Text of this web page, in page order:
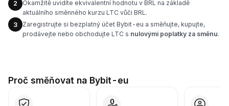
2
Okamžitě uvidíte ekvivalentní hodnotu v BRL na základě
aktuálního směnného kurzu LTC vůči BRL.
3
Zaregistrujte si bezplatný účet Bybit-eu a směňujte, kupujte,
prodávejte nebo obchodujte LTC s nulovými poplatky za směnu.
Proč směňovat na Bybit-eu